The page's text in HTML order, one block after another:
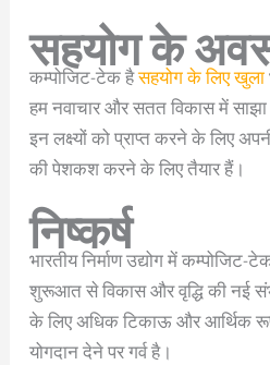
सहयोग के
कम्पोजिट-टेक हैसहयोग के लिए खुला
हम नवाचार और सतत विकास में साझा
इन लक्ष्यों को प्राप्त करने के लिए
की पेशकश करने के लिए तैयार हैं।
निष्कर्ष
भारतीय निर्माण उद्योग में
शुरूआत से विकास और वृद्धि की नई
के लिए अधिक टिकाऊ और आर्थिक
योगदान देने पर गर्व है।